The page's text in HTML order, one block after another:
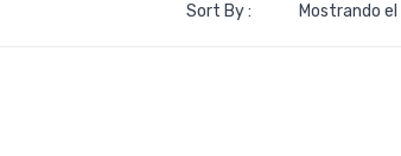
Mostrando
Sort By :